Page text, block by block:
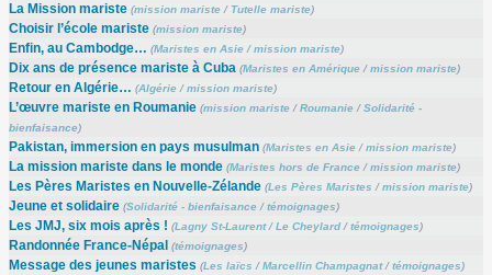
La Mission mariste (mission mariste/ Tutelle mariste)
Choisir l’école mariste (mission mariste)
Enfin, au Cambodge… (Maristes en Asie/mission mariste)
Dix ans de présence mariste à Cuba (Maristes en Amérique/mission mariste)
Retour en Algérie… (Algérie/mission mariste)
L’œuvre mariste en Roumanie (mission mariste/Roumanie/Solidarité -
bienfaisance)
Pakistan, immersion en pays musulman (Maristes en Asie/mission mariste)
La mission mariste dans le monde (Maristes hors de France/mission mariste)
Les Pères Maristes en Nouvelle-Zélande (Les Pères Maristes /mission mariste)
Jeune et solidaire (Solidarité - bienfaisance/témoignages)
Les JMJ, six mois après ! (Lagny St-Laurent/Le Cheylard/témoignages)
Randonnée France-Népal (témoignages)
Message des jeunes maristes (Les laïcs /Marcellin Champagnat/témoignages)